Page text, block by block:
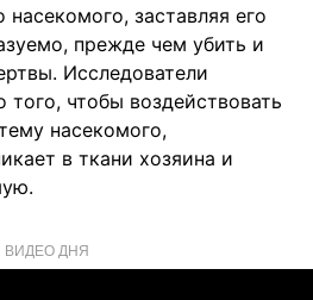
заставляя его
прежде чем убить и
Исследователи
чтобы воздействовать
насекомого,
в ткани хозяина и
ВИДЕО ДНЯ